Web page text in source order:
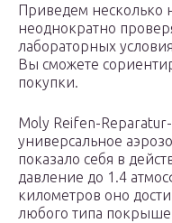
Приведем несколько
неоднократно
лабораторных
Вы сможете
покупки.
Moly Reifen-
универсальное
показало себя в
давление до 1.4
километров оно
любого типа